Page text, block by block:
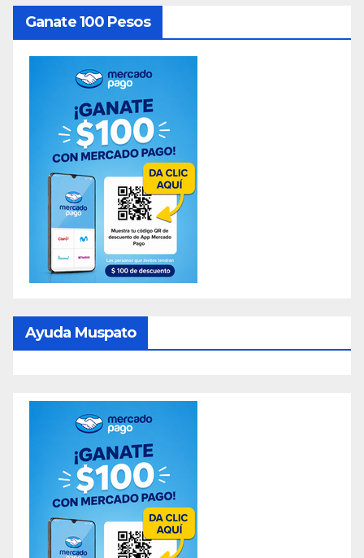
Ganate 100 Pesos
Ayuda Muspato